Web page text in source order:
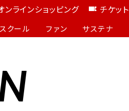
ンラインショッピング チケット
クール ファン サステナ